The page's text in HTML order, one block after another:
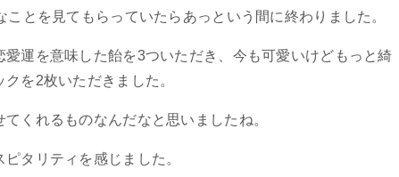
とを見てもらっていたらあっという間に終わりました。
愛運を意味した飴を3ついただき、今も可愛いけどもっと綺
を2枚いただきました。
くれるものなんだなと思いましたね。
タリティを感じました。